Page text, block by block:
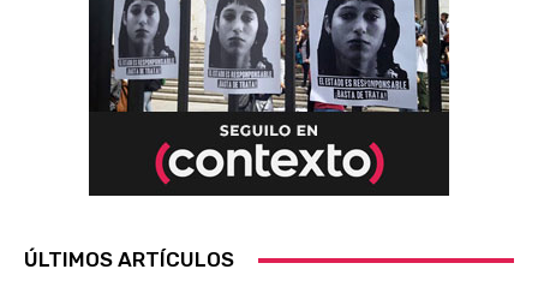
ÚLTIMOS ARTÍCULOS